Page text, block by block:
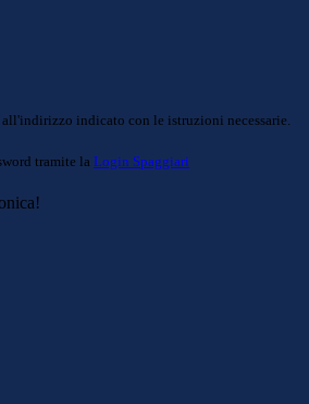
indicato con le istruzioni necessarie.
tramite la Login Spaggiari